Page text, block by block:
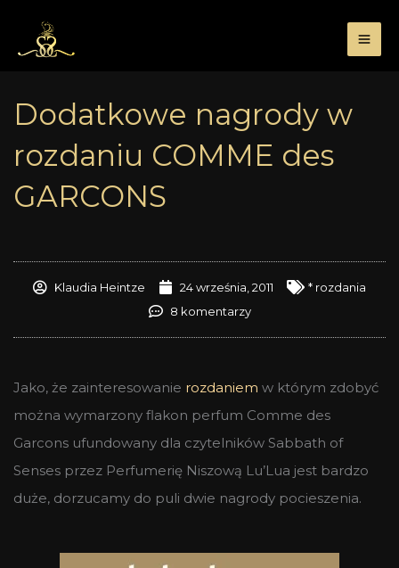
treści
Dodatkowe nagrody w
rozdaniu COMME des
GARCONS
Klaudia Heintze 24 września, 2011
* rozdania
8 komentarzy
Jako, że zainteresowanie rozdaniem w którym zdobyć
można wymarzony flakon perfum Comme des
Garcons ufundowany dla czytelników Sabbath of
Senses przez Perfumerię Niszową Lu’Lua jest bardzo
duże, dorzucamy do puli dwie nagrody pocieszenia.